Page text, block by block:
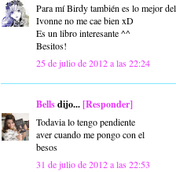
Para mí Birdy también es lo mejor
Ivonne no me cae bien xD
Es un libro interesante ^^
Besitos!
25 de julio de 2012 a las 22:24
Bellsdijo...[Responder]
Todavia lo tengo pendiente
aver cuando me pongo con el
besos
31 de julio de 2012 a las 22:53